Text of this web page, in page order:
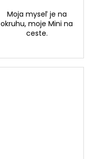
Moja myseľ je na
okruhu, moje Mini na
ceste.